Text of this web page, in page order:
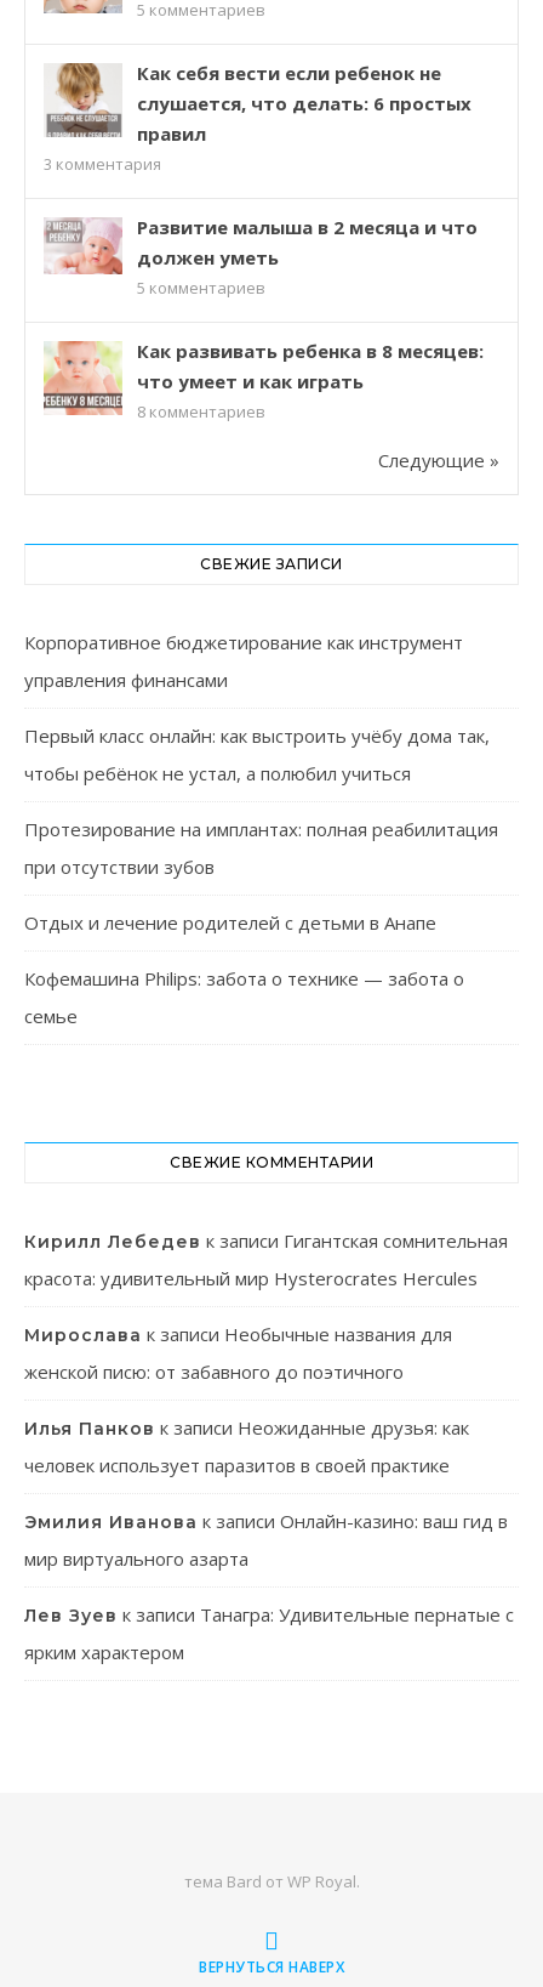
5 комментариев
Как себя вести если ребенок не
слушается, что делать: 6 простых
правил
3 комментария
Развитие малыша в 2 месяца и что
должен уметь
5 комментариев
Как развивать ребенка в 8 месяцев:
что умеет и как играть
8 комментариев
Следующие »
СВЕЖИЕ ЗАПИСИ
Корпоративное бюджетирование как инструмент
управления финансами
Первый класс онлайн: как выстроить учёбу дома так,
чтобы ребёнок не устал, а полюбил учиться
Протезирование на имплантах: полная реабилитация
при отсутствии зубов
Отдых и лечение родителей с детьми в Анапе
Кофемашина Philips: забота о технике — забота о
семье
СВЕЖИЕ КОММЕНТАРИИ
Кирилл Лебедев к записи Гигантская сомнительная
красота: удивительный мир Hysterocrates Hercules
Мирослава к записи Необычные названия для
женской писю: от забавного до поэтичного
Илья Панков к записи Неожиданные друзья: как
человек использует паразитов в своей практике
Эмилия Иванова к записи Онлайн-казино: ваш гид в
мир виртуального азарта
Лев Зуев к записи Танагра: Удивительные пернатые с
ярким характером
тема Bard от WP Royal.
ВЕРНУТЬСЯ НАВЕРХ